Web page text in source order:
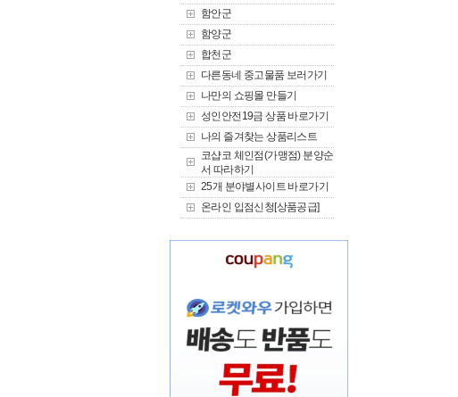
함안군
함양군
합천군
다른동네 중고물품 보러가기
나만의 쇼핑몰 만들기
성인안전19금 상품 바로가기
나의 즐겨찾는 상품리스트
코샵코 체인점(가맹점) 분양순
서 따라하기
25개 분야별사이트 바로가기
온라인 입점신청[상품공급]